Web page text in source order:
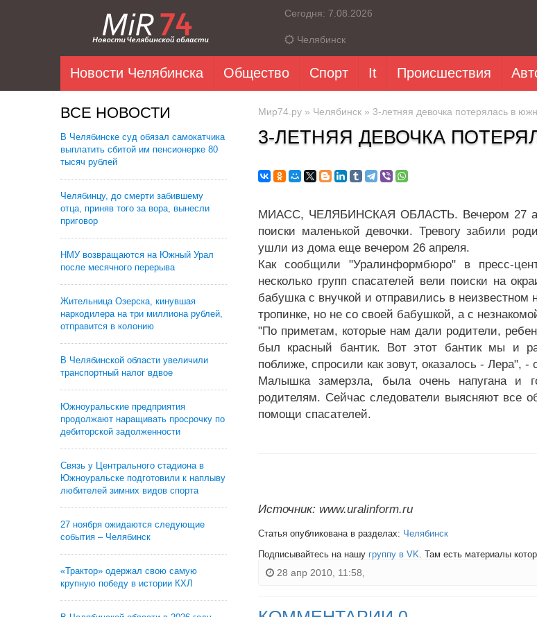
Сегодня: 7.08.2026
Челябинск
Новости Челябинска Общество Спорт It Происшествия
ВСЕ НОВОСТИ
В Челябинске суд обязал самокатчика
выплатить сбитой им пенсионерке 80
тысяч рублей
Челябинцу, до смерти забившему
отца, приняв того за вора, вынесли
приговор
НМУ возвращаются на Южный Урал
после месячного перерыва
Жительница Озерска, кинувшая
наркодилера на три миллиона рублей,
отправится в колонию
В Челябинской области увеличили
транспортный налог вдвое
Южноуральские предприятия
продолжают наращивать просрочку по
дебиторской задолженности
Связь у Центрального стадиона в
Южноуральске подготовили к наплыву
любителей зимних видов спорта
27 ноября ожидаются следующие
события – Челябинск
«Трактор» одержал свою самую
крупную победу в истории КХЛ
Мир74.ру » Челябинск » 3-летняя девочка потерялась в
3-ЛЕТНЯЯ ДЕВОЧКА
МИАСС, ЧЕЛЯБИНСКАЯ ОБЛАСТЬ. Вечером 27
поиски маленькой девочки. Тревогу забили
ушли из дома еще вечером 26 апреля.
Как сообщили "Уралинформбюро" в пресс-
несколько групп спасателей вели поиски на
бабушка с внучкой и отправились в
тропинке, но не со своей бабушкой, а с
"По приметам, которые нам дали родители,
был красный бантик. Вот этот бантик мы и
поближе, спросили как зовут, оказалось - Лера",
Малышка замерзла, была очень напугана и
родителям. Сейчас следователи выясняют все
помощи спасателей.
Источник: www.uralinform.ru
Статья опубликована в разделах: Челябинск
Подписывайтесь на нашу группу в VK. Там есть материалы
28 апр 2010, 11:58,